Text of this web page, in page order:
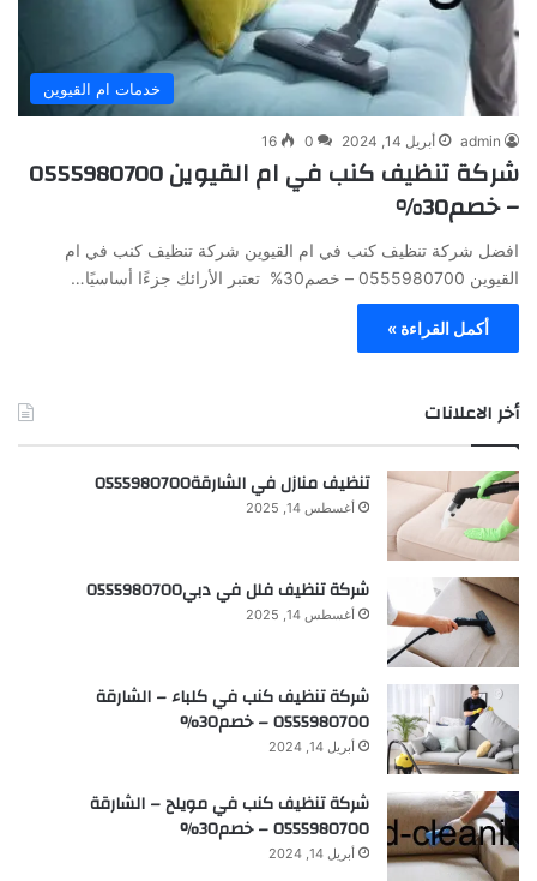
خدمات ام القيوين
admin أبريل 14, 2024 0
16
شركة تنظيف كنب في ام القيوين 0555980700
– خصم30%
افضل شركة تنظيف كنب في ام القيوين شركة تنظيف كنب في ام
القيوين 0555980700 – خصم30% تعتبر الأرائك جزءًا أساسيًا…
أكمل القراءة »
أخر الاعلانات
تنظيف منازل في الشارقة0555980700
أغسطس 14, 2025
شركة تنظيف فلل في دبي0555980700
أغسطس 14, 2025
شركة تنظيف كنب في كلباء – الشارقة
0555980700 – خصم30%
أبريل 14, 2024
شركة تنظيف كنب في مويلح – الشارقة
0555980700 – خصم30%
أبريل 14, 2024